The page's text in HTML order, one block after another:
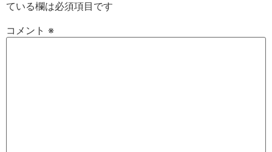
ている欄は必須項目です
コメント ※